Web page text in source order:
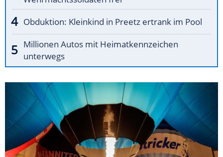
Obduktion: Kleinkind in Preetz ertrank im Pool
Millionen Autos mit Heimatkennzeichen
unterwegs